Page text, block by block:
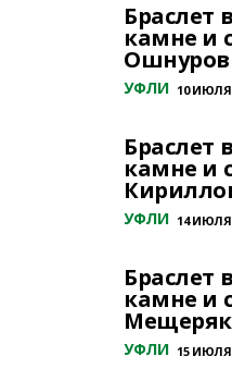
Браслет
камне и
Ошнуров
УФЛИ 10 ИЮЛЯ
Браслет
камне и
УФЛИ 14 ИЮЛЯ
Браслет
камне и
УФЛИ 15 ИЮЛЯ